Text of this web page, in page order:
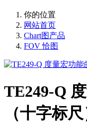
你的位置
网站首页
Chart图产品
FOV 恰图
TE249-Q
（十字标尺